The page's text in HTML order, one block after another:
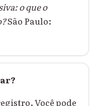
o que o
São Paulo:
Você pode